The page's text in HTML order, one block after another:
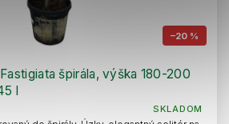
–20 %
špirála, výška 180-200
l
SKLADOM